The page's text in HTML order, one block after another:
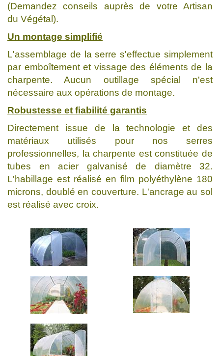
(Demandez conseils auprès de votre Artisan
du Végétal).
Un montage simplifié
L'assemblage de la serre s'effectue simplement
par emboîtement et vissage des éléments de la
charpente. Aucun outillage spécial n'est
nécessaire aux opérations de montage.
Robustesse et fiabilité garantis
Directement issue de la technologie et des
matériaux utilisés pour nos serres
professionnelles, la charpente est constituée de
tubes en acier galvanisé de diamètre 32.
L'habillage est réalisé en film polyéthylène 180
microns, doublé en couverture. L'ancrage au sol
est réalisé avec croix.